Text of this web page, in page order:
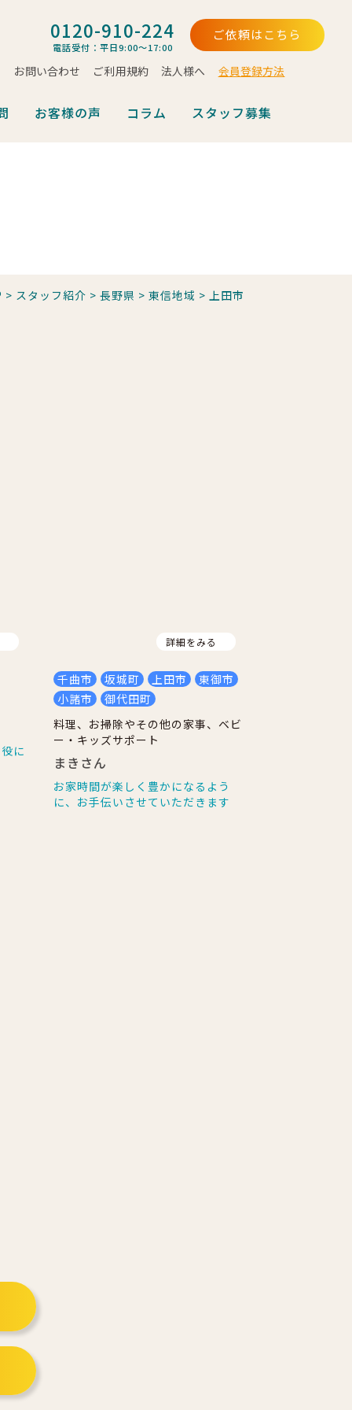
0120-910-224
電話受付：平日9:00～17:00
ご依頼はこちら
お問い合わせ ご利用規約 法人様へ 会員登録方法
お客様の声 コラム スタッフ募集
> スタッフ紹介 > 長野県 > 東信地域 > 上田市
に
詳細をみる
千曲市 坂城町 上田市
東御市
小諸市
御代田町
料理、お掃除やその他の家事、ベビ
ー・キッズサポート
まきさん
お家時間が楽しく豊かになるよう
に、お手伝いさせていただきます